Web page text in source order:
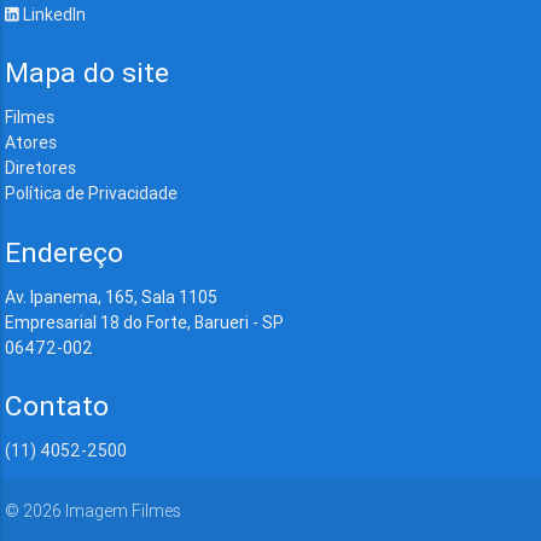
LinkedIn
Mapa do site
Filmes
Atores
Diretores
Política de Privacidade
Endereço
Av. Ipanema, 165, Sala 1105
Empresarial 18 do Forte, Barueri - SP
06472-002
Contato
(11) 4052-2500
© 2026 Imagem Filmes